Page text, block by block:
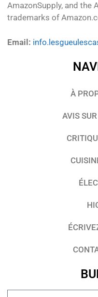
AmazonSupply, and the
trademarks of
Email:
À
AVIS